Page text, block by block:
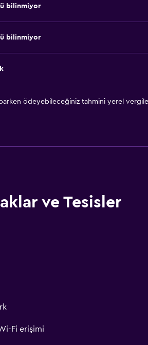
bilinmiyor
bilinmiyor
ödeyebileceğiniz tahmini yerel
ve Tesisler
Fi erişimi